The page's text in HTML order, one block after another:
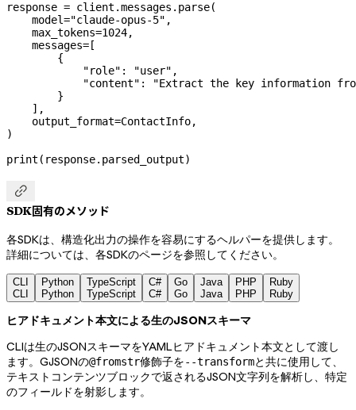
response = client.messages.parse(
    model
="claude-opus-5" ,
    max_tokens
=1024,
    messages
= [
        {
            "role"
: "user" ,
            "content"
:
"Extract the key information
        }
    ],
    output_format
=ContactInfo,
)
print (response.parsed_output)

SDK固有のメソッド
各SDKは、構造化出力の操作を容易にするヘルパーを提供します。
詳細については、各SDKのページを参照してください。
CLI
CLI
Python
Python
TypeScript
TypeScript
C#
C#
Go
Go
Java
Java
PHP
PHP
Ruby
Ruby
ヒアドキュメント本文による生のJSONスキーマ
CLIは生のJSONスキーマをYAMLヒアドキュメント本文として渡し
ます。GJSONの@fromstr修飾子を--transformと共に使用して、
テキストコンテンツブロックで返されるJSON文字列を解析し、特定
のフィールドを射影します。